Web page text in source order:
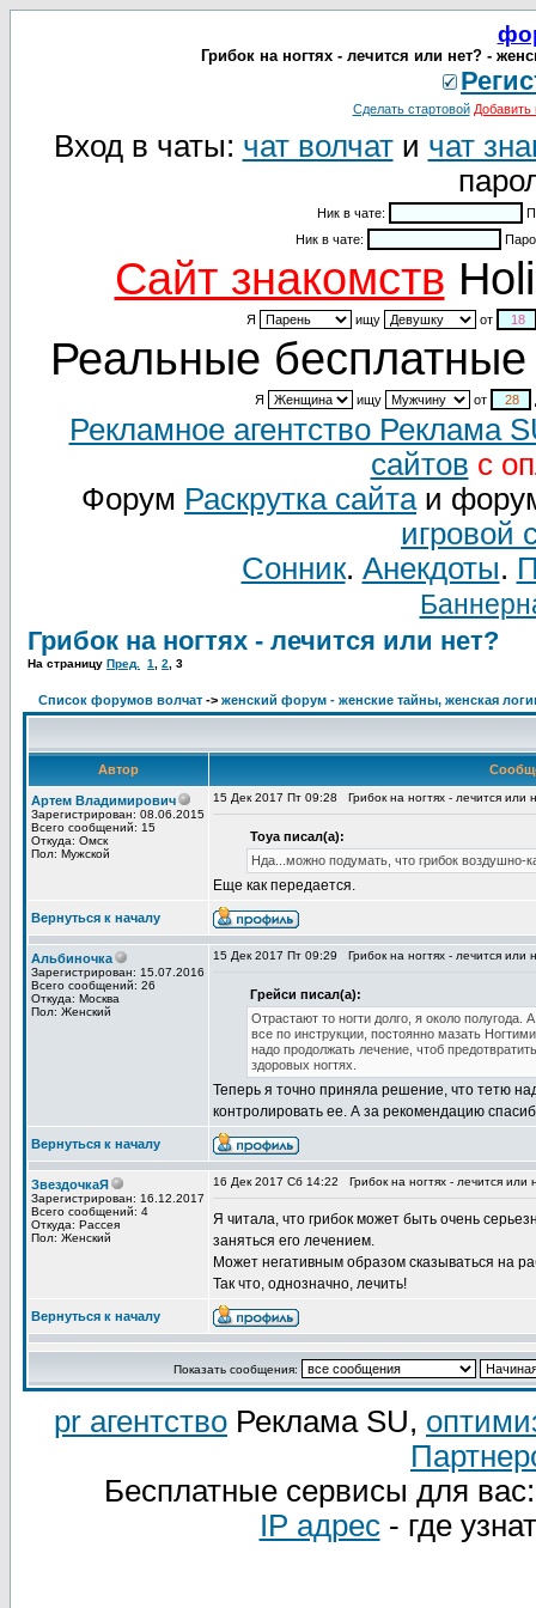
Грибок на ногтях - лечится или нет? -
Сделать стартовой Добавить
Вход в чаты: чат волчати чат
Ник в чате:
Ник в чате:
Cайт знакомств
Я ищу от
Реальные бесплатные
Я ищу от
Рекламное агентство Реклама
сайтов с
Форум Раскрутка сайтаи
игровой
Сонник. Анекдоты.
Грибок на ногтях - лечится или нет?
На страницу Пред. 1 2 3
Список форумов волчат -> женский форум - женские тайны, женская
Автор
Артем Владимирович
Зарегистрирован: 08.06.2015
Всего сообщений: 15
Откуда: Омск
Пол: Мужской
15 Дек 2017 Пт 09:28 Грибок на ногтях - лечится или
Toya писал(а):
Нда...можно подумать, что грибок воздушно-
Еще как передается.
Вернуться к началу
Альбиночка
Зарегистрирован: 15.07.2016
Всего сообщений: 26
Откуда: Москва
Пол: Женский
15 Дек 2017 Пт 09:29 Грибок на ногтях - лечится или
Грейси писал(а):
Отрастают то ногти долго, я около полугода.
все по инструкции, постоянно мазать
надо продолжать лечение, чтоб
здоровых ногтях.
Теперь я точно приняла решение, что тетю
контролировать ее. А за рекомендацию
Вернуться к началу
ЗвездочкаЯ
Зарегистрирован: 16.12.2017
Всего сообщений: 4
Откуда: Рассея
Пол: Женский
16 Дек 2017 Сб 14:22 Грибок на ногтях - лечится или
Я читала, что грибок может быть очень
заняться его лечением.
Может негативным образом сказываться на
Так что, однозначно, лечить!
Вернуться к началу
Показать сообщения:
pr агентство Реклама SU,
Бесплатные сервисы для
IP адрес- где